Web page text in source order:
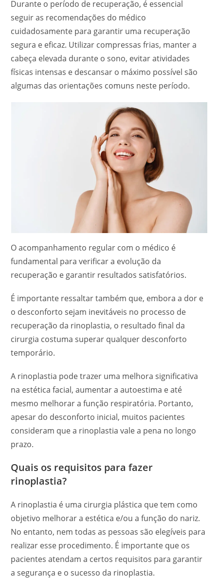
Durante o período de recuperação, é essencial
seguir as recomendações do médico
cuidadosamente para garantir uma recuperação
segura e eficaz. Utilizar compressas frias, manter a
cabeça elevada durante o sono, evitar atividades
físicas intensas e descansar o máximo possível são
algumas das orientações comuns neste período.
O acompanhamento regular com o médico é
fundamental para verificar a evolução da
recuperação e garantir resultados satisfatórios.
É importante ressaltar também que, embora a dor e
o desconforto sejam inevitáveis ​​no processo de
recuperação da rinoplastia, o resultado final da
cirurgia costuma superar qualquer desconforto
temporário.
A rinoplastia pode trazer uma melhora significativa
na estética facial, aumentar a autoestima e até
mesmo melhorar a função respiratória. Portanto,
apesar do desconforto inicial, muitos pacientes
consideram que a rinoplastia vale a pena no longo
prazo.
Quais os requisitos para fazer
rinoplastia?
A rinoplastia é uma cirurgia plástica que tem como
objetivo melhorar a estética e/ou a função do nariz.
No entanto, nem todas as pessoas são elegíveis para
realizar esse procedimento. É importante que os
pacientes atendam a certos requisitos para garantir
a segurança e o sucesso da rinoplastia.